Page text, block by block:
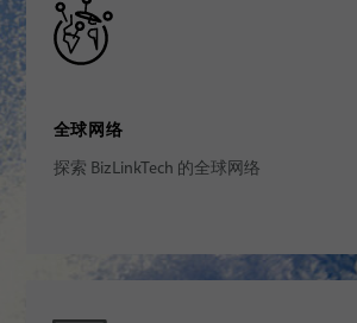
全球网络
探索 BizLinkTech 的全球网络